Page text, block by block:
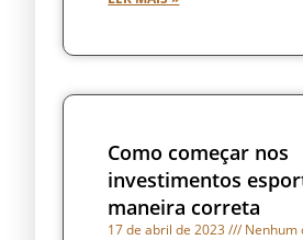
Como começar nos
investimentos
maneira correta
17 de abril de 2023 Nenhum